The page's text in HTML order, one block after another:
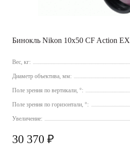
Бинокль Nikon 10x50 CF Action EX
Вес, кг:
Диаметр объектива, мм:
Поле зрения по вертикали, °:
Поле зрения по горизонтали, °:
Увеличение:
30 370 ₽